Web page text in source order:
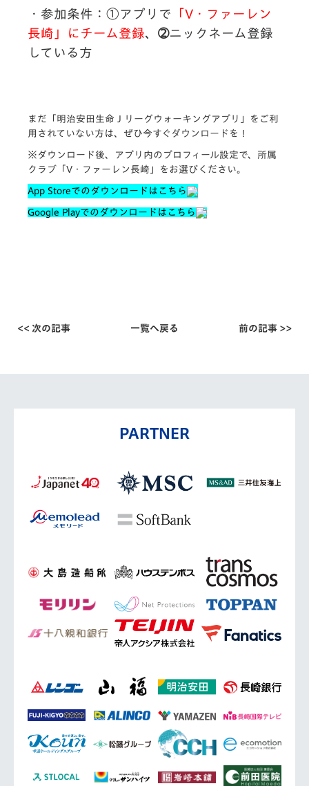
・参加条件：①アプリで
「V・ファーレン
長崎」にチーム登録、➁ニックネーム登録
している方
まだ「明治安田生命Ｊリーグウォーキングアプリ」をご利
用されていない方は、ぜひ今すぐダウンロードを！
※ダウンロード後、アプリ内のプロフィール設定で、所属
クラブ「V・ファーレン長崎」をお選びください。
App Storeでのダウンロードはこちら
Google Playでのダウンロードはこちら
<< 次の記事 一覧へ戻る 前の記事 >>
PARTNER